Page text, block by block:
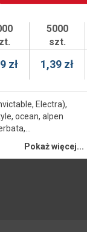
5000
szt.
zł 1,39 zł
Electra),
ocean, alpen
Pokaż więcej...